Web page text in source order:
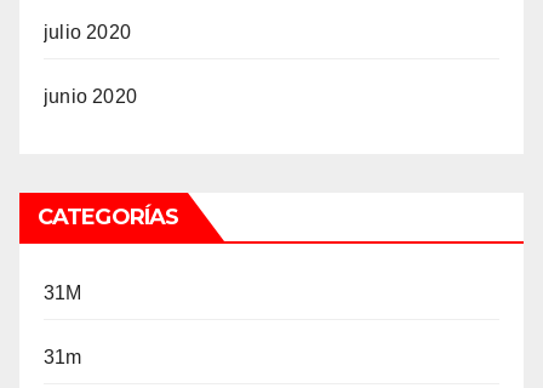
julio 2020
junio 2020
CATEGORÍAS
31M
31m